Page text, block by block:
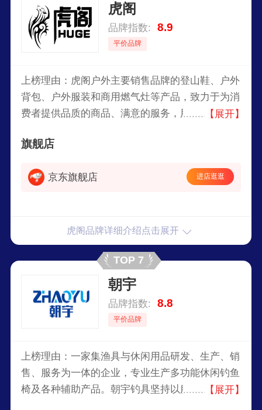
虎阁
品牌指数: 8.9
平价品牌
上榜理由：虎阁户外主要销售品牌的登山鞋、户外
背包、户外服装和商用燃气灶等产品，致力于为消
费者提供品质的商品、满意的服务，用真诚和热情
场形象。
【展开】
旗舰店
京东旗舰店 进店逛逛
虎阁品牌详细介绍点击展开
TOP 7
朝宇
品牌指数: 8.8
平价品牌
上榜理由：一家集渔具与休闲用品研发、生产、销
售、服务为一体的企业，专业生产多功能休闲钓鱼
椅及各种辅助产品。朝宇钓具坚持以服务客户为宗
【展开】